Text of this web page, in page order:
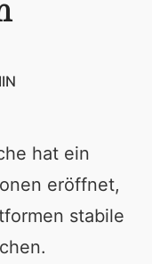
hat ein
eröffnet,
stabile